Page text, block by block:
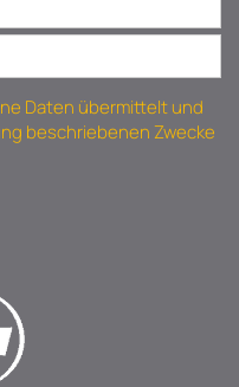
Daten übermittelt und
beschriebenen Zwecke